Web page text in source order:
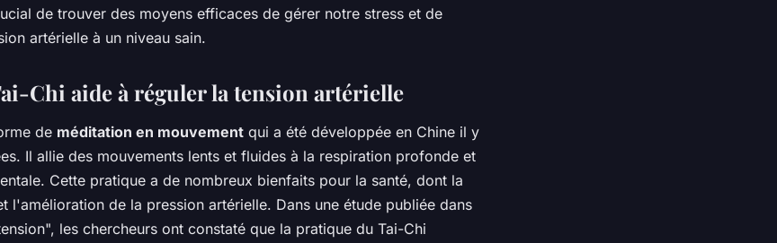
de trouver des moyens efficaces de gérer notre stress et de
artérielle à un niveau sain.
Chi aide à réguler la tension artérielle
de méditation en mouvement qui a été développée en Chine il y
Il allie des mouvements lents et fluides à la respiration profonde et
Cette pratique a de nombreux bienfaits pour la santé, dont la
l'amélioration de la pression artérielle. Dans une étude publiée dans
les chercheurs ont constaté que la pratique du Tai-Chi